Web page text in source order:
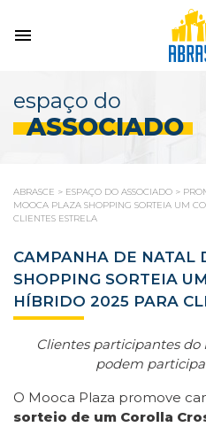
espaço do
ASSOCIADO
ABRASCE > ESPAÇO DO ASSOCIADO >
MOOCA PLAZA SHOPPING SORTEIA UM
CLIENTES ESTRELA
CAMPANHA DE NATAL
SHOPPING SORTEIA
HÍBRIDO 2025 PARA
Clientes participantes do
podem
O Mooca Plaza promove
sorteio de um Corolla